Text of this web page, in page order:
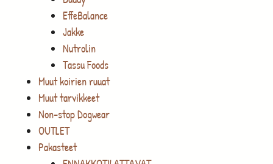
EffeBalance
Jakke
Nutrolin
Tassu Foods
Muut koirien ruuat
Muut tarvikkeet
Non-stop Dogwear
OUTLET
Pakasteet